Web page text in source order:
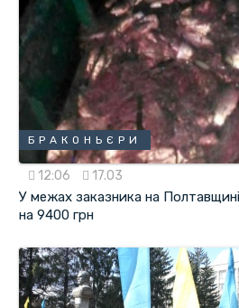
БРАКОНЬЄРИ
12:06 17.03
У межах заказника на
на 9400 грн